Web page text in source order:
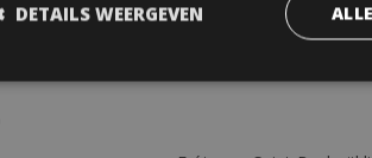
DETAILS WEERGEVEN